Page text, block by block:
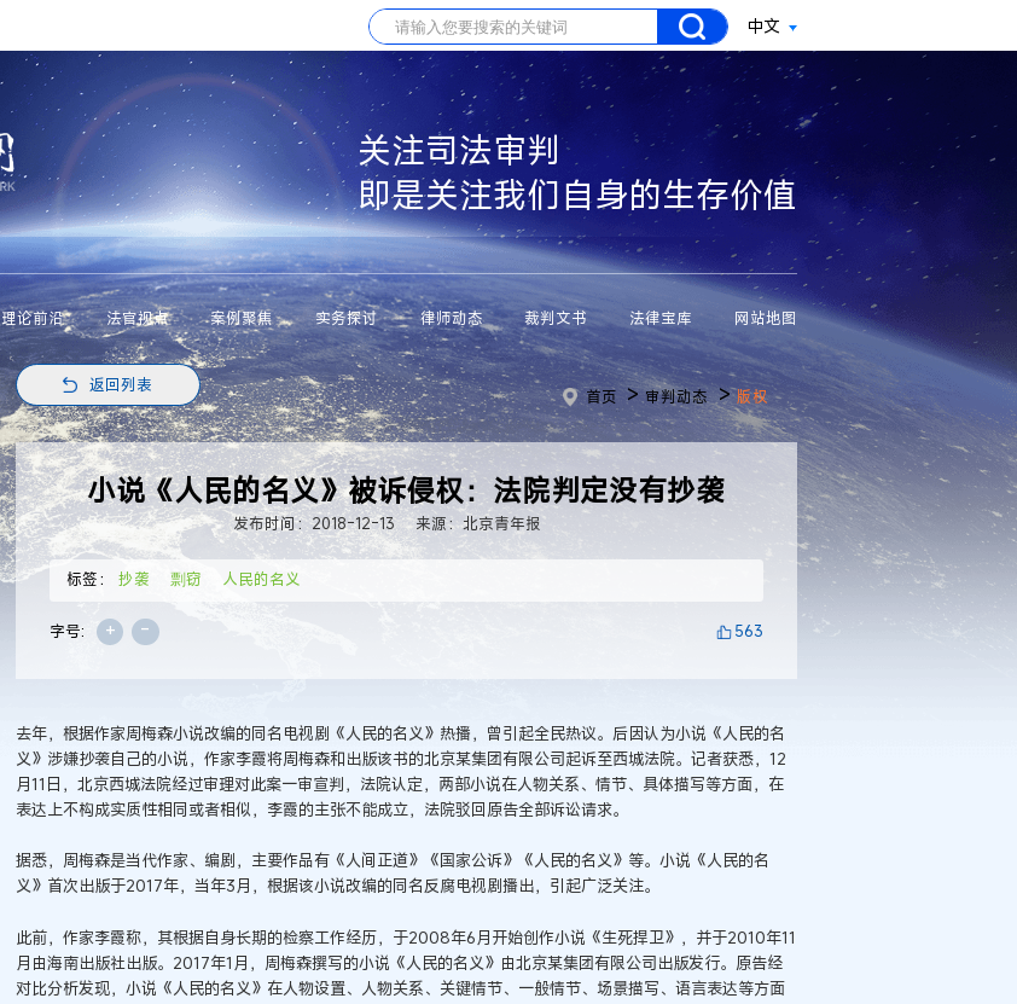
中文
关注司法审判
即是关注我们自身的生存价值
理论前沿 法官视点 案例聚焦 实务探讨 律师动态 裁判文书 法律宝库 网站地图
返回列表
首页 >审判动态 >版权
小说《人民的名义》被诉侵权：法院判定没有抄袭
发布时间：2018-12-13 来源：北京青年报
标签： 抄袭 剽窃 人民的名义
字号: + - 563
去年，根据作家周梅森小说改编的同名电视剧《人民的名义》热播，曾引起全民热议。后因认为小说《人民的名
义》涉嫌抄袭自己的小说，作家李霞将周梅森和出版该书的北京某集团有限公司起诉至西城法院。记者获悉，12
月11日，北京西城法院经过审理对此案一审宣判，法院认定，两部小说在人物关系、情节、具体描写等方面，在
表达上不构成实质性相同或者相似，李霞的主张不能成立，法院驳回原告全部诉讼请求。
据悉，周梅森是当代作家、编剧，主要作品有《人间正道》《国家公诉》《人民的名义》等。小说《人民的名
义》首次出版于2017年，当年3月，根据该小说改编的同名反腐电视剧播出，引起广泛关注。
此前，作家李霞称，其根据自身长期的检察工作经历，于2008年6月开始创作小说《生死捍卫》，并于2010年11
月由海南出版社出版。2017年1月，周梅森撰写的小说《人民的名义》由北京某集团有限公司出版发行。原告经
对比分析发现，小说《人民的名义》在人物设置、人物关系、关键情节、一般情节、场景描写、语言表达等方面